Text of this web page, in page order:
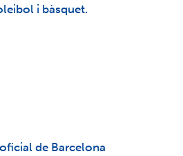
i bàsquet.
de Barcelona